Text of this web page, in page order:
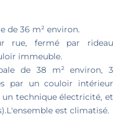
de 36 m² environ.
rue, fermé par rideau
immeuble.
de 38 m² environ, 3
par un couloir intérieur
technique électricité, et
est climatisé.